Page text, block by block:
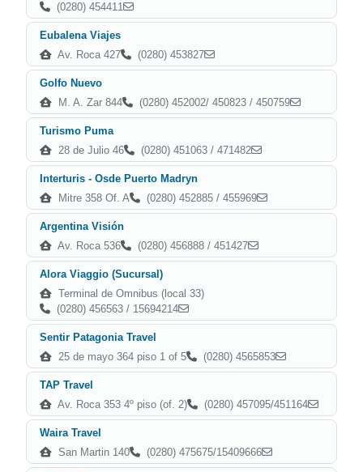
(0280) 454411
Eubalena Viajes
Av. Roca 427
(0280) 453827
Golfo Nuevo
M. A. Zar 844
(0280) 452002/ 450823 / 450759
Turismo Puma
28 de Julio 46
(0280) 451063 / 471482
Interturis - Osde Puerto Madryn
Mitre 358 Of. A
(0280) 452885 / 455969
Argentina Visión
Av. Roca 536
(0280) 456888 / 451427
Alora Viaggio (Sucursal)
Terminal de Omnibus (local 33)
(0280) 456563 / 15694214
Sentir Patagonia Travel
25 de mayo 364 piso 1 of 5
(0280) 4565853
TAP Travel
Av. Roca 353 4º piso (of. 2)
(0280) 457095/451164
Waira Travel
San Martin 140
(0280) 475675/15409666